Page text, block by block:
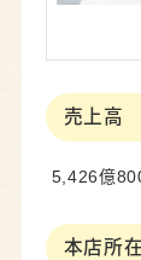
売上高
5,426億
本店所